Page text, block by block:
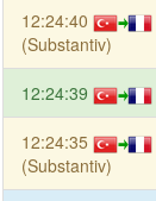
12:24:40
(Substantiv)
12:24:39
12:24:35
(Substantiv)